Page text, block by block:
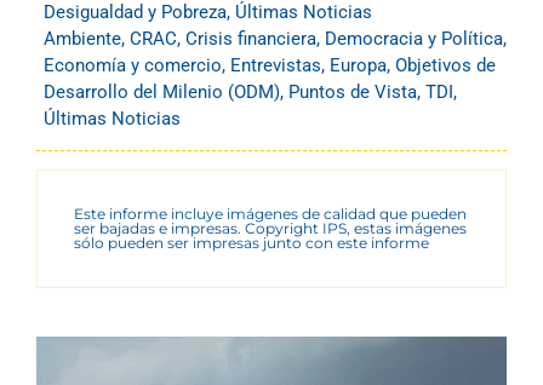
Desigualdad y Pobreza, Últimas Noticias
Ambiente, CRAC, Crisis financiera, Democracia y Política,
Economía y comercio, Entrevistas, Europa, Objetivos de
Desarrollo del Milenio (ODM), Puntos de Vista, TDI,
Últimas Noticias
Este informe incluye imágenes de calidad que pueden
ser bajadas e impresas. Copyright IPS, estas imágenes
sólo pueden ser impresas junto con este informe